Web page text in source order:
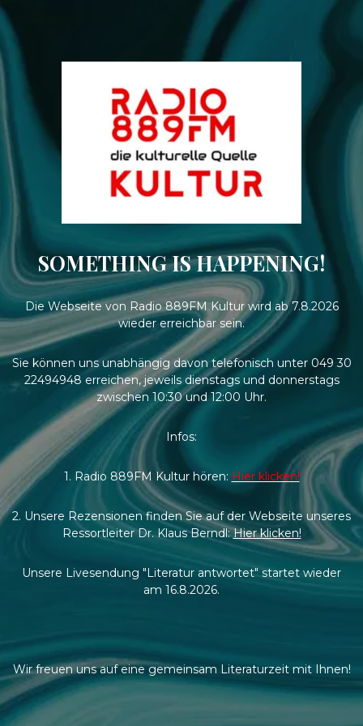
SOMETHING IS HAPPENING!
Die Webseite von Radio 889FM Kultur wird ab 7.8.2026
wieder erreichbar sein.
Sie können uns unabhängig davon telefonisch unter 049 30
22494948 erreichen, jeweils dienstags und donnerstags
zwischen 10:30 und 12:00 Uhr.
Infos:
1. Radio 889FM Kultur hören: Hier klicken!
2. Unsere Rezensionen finden Sie auf der Webseite unseres
Ressortleiter Dr. Klaus Berndl:Hier klicken!
Unsere Livesendung "Literatur antwortet" startet wieder
am 16.8.2026.
Wir freuen uns auf eine gemeinsam Literaturzeit mit Ihnen!